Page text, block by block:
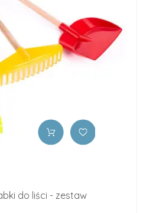
do liści - zestaw